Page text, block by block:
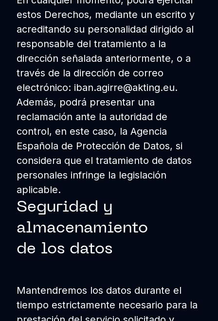
estos Derechos, mediante un escrito y
acreditando su personalidad dirigido al
responsable del tratamiento a la
dirección señalada anteriormente, o a
través de la dirección de correo
electrónico: iban.agirre@akting.eu.
Además, podrá presentar una
reclamación ante la autoridad de
control, en este caso, la Agencia
Española de Protección de Datos, si
considera que el tratamiento de datos
personales infringe la legislación
aplicable.
Seguridad y
almacenamiento
de los datos
Mantendremos los datos durante el
tiempo estrictamente necesario para la